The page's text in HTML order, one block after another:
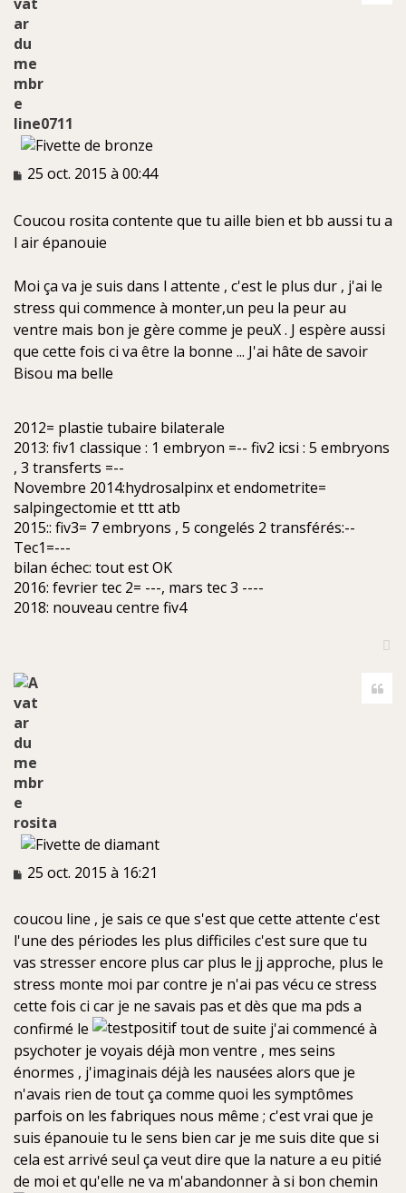
line0711
M
s
a
e
n
o
n
l
u
25 oct. 2015 à 00:44
Coucou rosita contente que tu aille bien et bb aussi tu a
l air épanouie
Moi ça va je suis dans l attente , c'est le plus dur , j'ai le
stress qui commence à monter,un peu la peur au
ventre mais bon je gère comme je peuX . J espère aussi
que cette fois ci va être la bonne ... J'ai hâte de savoir
Bisou ma belle
2012= plastie tubaire bilaterale
2013: fiv1 classique : 1 embryon =-- fiv2 icsi : 5 embryons
, 3 transferts =--
Novembre 2014:hydrosalpinx et endometrite=
salpingectomie et ttt atb
2015:: fiv3= 7 embryons , 5 congelés 2 transférés:--
Tec1=---
bilan échec: tout est OK
2016: fevrier tec 2= ---, mars tec 3 ----
2018: nouveau centre fiv4
rosita
M
s
a
g
e
n
o
n
l
u
25 oct. 2015 à 16:21
coucou line , je sais ce que s'est que cette attente c'est
l'une des périodes les plus difficiles c'est sure que tu
vas stresser encore plus car plus le jj approche, plus le
stress monte moi par contre je n'ai pas vécu ce stress
cette fois ci car je ne savais pas et dès que ma pds a
confirmé le
tout de suite j'ai commencé à
psychoter je voyais déjà mon ventre , mes seins
énormes , j'imaginais déjà les nausées alors que je
n'avais rien de tout ça comme quoi les symptômes
parfois on les fabriques nous même ; c'est vrai que je
suis épanouie tu le sens bien car je me suis dite que si
cela est arrivé seul ça veut dire que la nature a eu pitié
de moi et qu'elle ne va m'abandonner à si bon chemin